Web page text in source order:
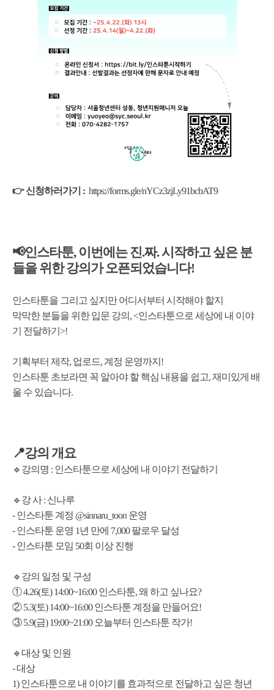
👉 신청하러가기 :https://forms.gle/nYCz3zjLy91bcbAT9
📢인스타툰, 이번에는 진.짜. 시작하고 싶은 분
들을 위한 강의가 오픈되었습니다!
인스타툰을 그리고 싶지만 어디서부터 시작해야 할지
막막한 분들을 위한 입문 강의, <인스타툰으로 세상에 내 이야
기 전달하기>!
기획부터 제작, 업로드, 계정 운영까지!
인스타툰 초보라면 꼭 알아야 할 핵심 내용을 쉽고, 재미있게 배
울 수 있습니다.
📍강의 개요
🔹강의명 : 인스타툰으로 세상에 내 이야기 전달하기
🔹강 사 : 신나루
- 인스타툰 계정 @sinnaru_toon운영
- 인스타툰 운영 1년 만에 7,000 팔로우 달성
- 인스타툰 모임 50회 이상 진행
🔹강의 일정 및 구성
① 4.26(토) 14:00~16:00 인스타툰, 왜 하고 싶나요?
② 5.3(토) 14:00~16:00 인스타툰 계정을 만들어요!
③ 5.9(금) 19:00~21:00 오늘부터 인스타툰 작가!
🔹대상 및 인원
- 대상
1) 인스타툰으로 내 이야기를 효과적으로 전달하고 싶은 청년